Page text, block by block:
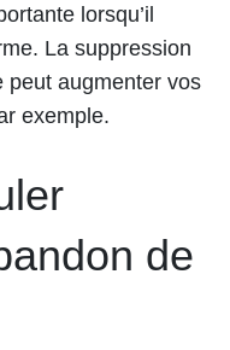
lorsqu’il
La suppression
peut augmenter vos
exemple.
de